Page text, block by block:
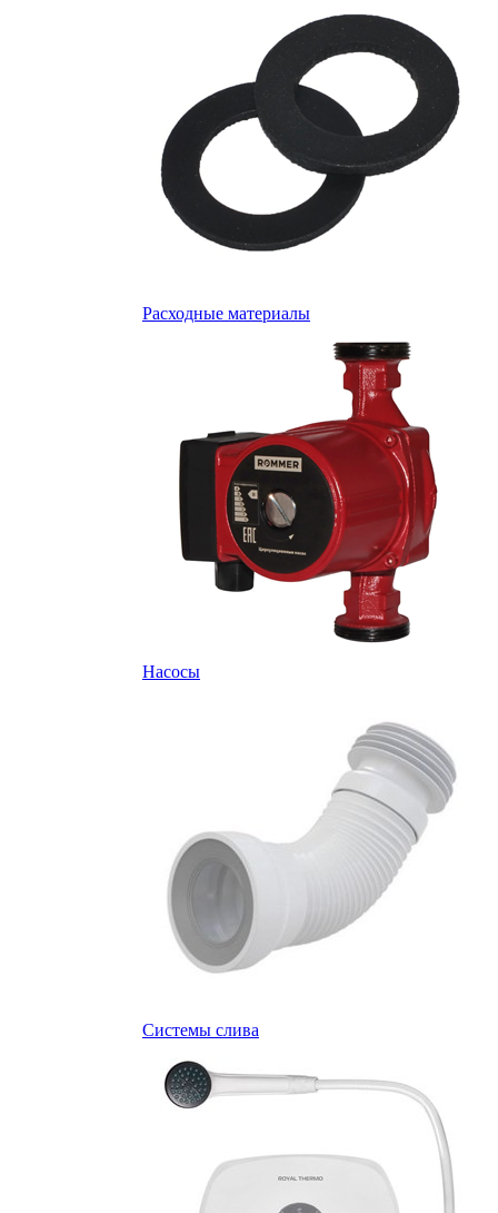
Расходные материалы
Насосы
Системы слива